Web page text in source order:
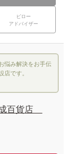
ピロー
アドバイザー
悩み解決をお手伝
店です。
百貨店